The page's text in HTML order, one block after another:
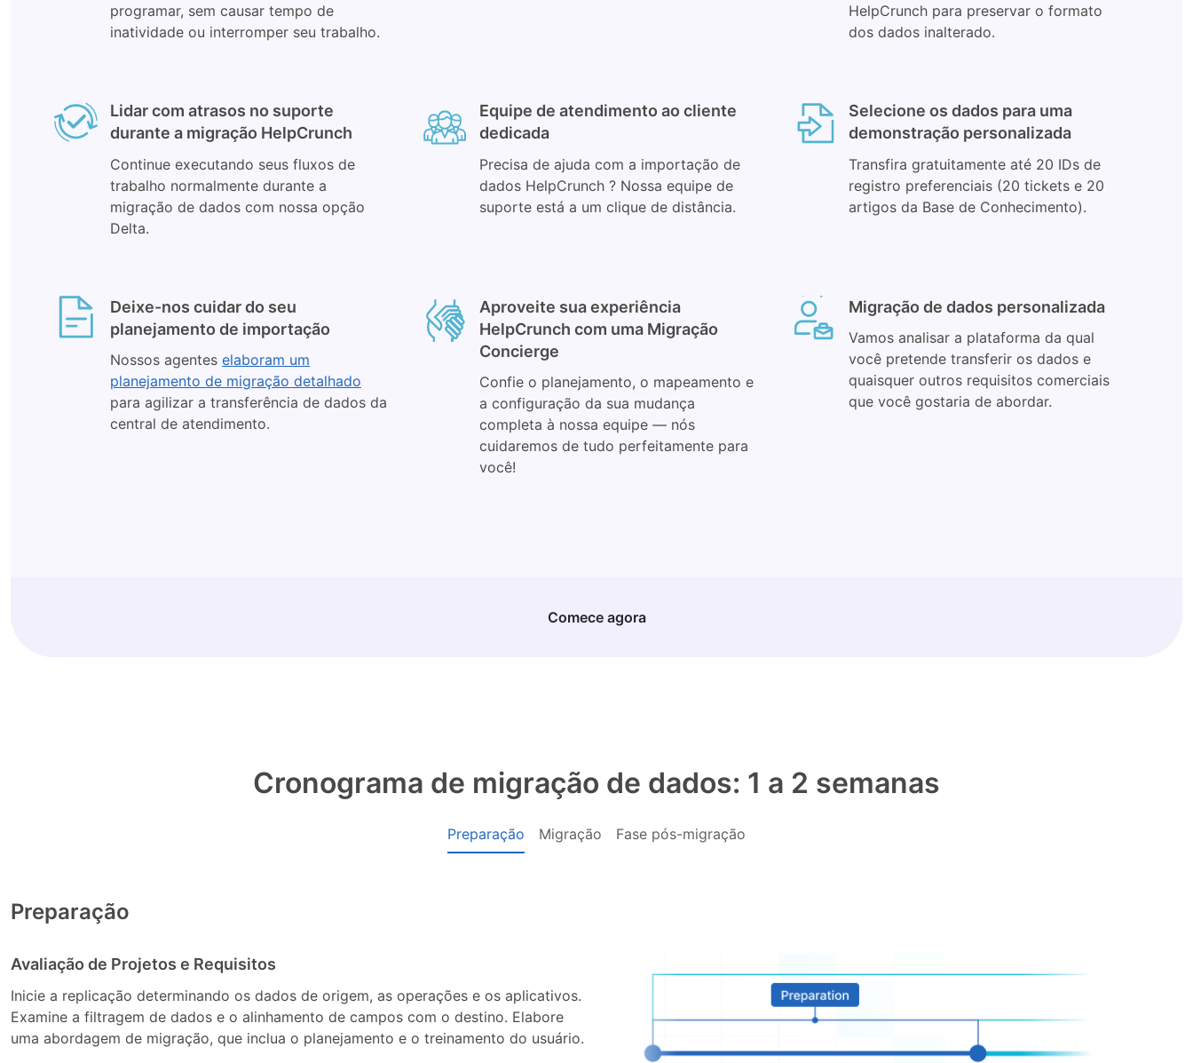
programar, sem causar tempo de
inatividade ou interromper seu trabalho.
HelpCrunch para preservar o formato
dos dados inalterado.
Lidar com atrasos no suporte
durante a migração HelpCrunch
Continue executando seus fluxos de
trabalho normalmente durante a
migração de dados com nossa opção
Delta.
Equipe de atendimento ao cliente
dedicada
Precisa de ajuda com a importação de
dados HelpCrunch ? Nossa equipe de
suporte está a um clique de distância.
Selecione os dados para uma
demonstração personalizada
Transfira gratuitamente até 20 IDs de
registro preferenciais (20 tickets e 20
artigos da Base de Conhecimento).
Deixe-nos cuidar do seu
planejamento de importação
Nossos agentes elaboram um
planejamento de migração detalhado
para agilizar a transferência de dados da
central de atendimento.
Aproveite sua experiência
HelpCrunch com uma Migração
Concierge
Confie o planejamento, o mapeamento e
a configuração da sua mudança
completa à nossa equipe — nós
cuidaremos de tudo perfeitamente para
você!
Migração de dados personalizada
Vamos analisar a plataforma da qual
você pretende transferir os dados e
quaisquer outros requisitos comerciais
que você gostaria de abordar.
Comece agora
Cronograma de migração de dados: 1 a 2 semanas
Preparação Migração Fase pós-migração
Preparação
Avaliação de Projetos e Requisitos
Inicie a replicação determinando os dados de origem, as operações e os aplicativos.
Examine a filtragem de dados e o alinhamento de campos com o destino. Elabore
uma abordagem de migração, que inclua o planejamento e o treinamento do usuário.